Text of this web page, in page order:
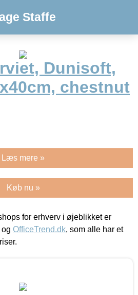
Staffe
Dunisoft,
chestnut
Læs mere »
Køb nu »
for erhverv i øjeblikket er
og OfficeTrend.dk, som alle har et